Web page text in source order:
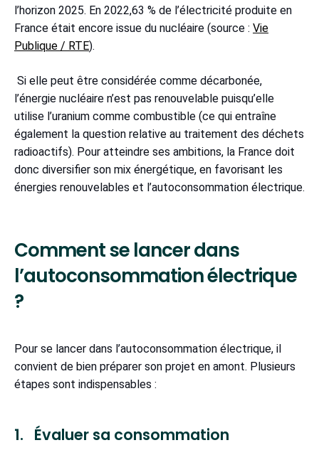
l’horizon 2025. En 2022,63 % de l’électricité produite en
France était encore issue du nucléaire (source : Vie
Publique / RTE).
Si elle peut être considérée comme décarbonée,
l’énergie nucléaire n’est pas renouvelable puisqu’elle
utilise l’uranium comme combustible (ce qui entraîne
également la question relative au traitement des déchets
radioactifs). Pour atteindre ses ambitions, la France doit
donc diversifier son mix énergétique, en favorisant les
énergies renouvelables et l’autoconsommation électrique.
Comment se lancer dans
l’autoconsommation électrique
?
Pour se lancer dans l’autoconsommation électrique, il
convient de bien préparer son projet en amont. Plusieurs
étapes sont indispensables :
1. Évaluer sa consommation